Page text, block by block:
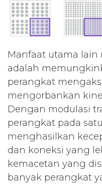
Manfaat utama lain
adalah
perangkat
mengorbankan
Dengan modulasi
perangkat pada
menghasilkan
dan koneksi yang
kemacetan yang
banyak perangkat